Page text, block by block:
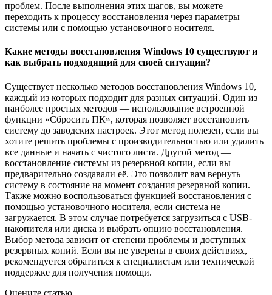
проблем. После выполнения этих шагов, вы можете
переходить к процессу восстановления через параметры
системы или с помощью установочного носителя.
Какие методы восстановления Windows 10 существуют и
как выбрать подходящий для своей ситуации?
Существует несколько методов восстановления Windows 10,
каждый из которых подходит для разных ситуаций. Один из
наиболее простых методов — использование встроенной
функции «Сбросить ПК», которая позволяет восстановить
систему до заводских настроек. Этот метод полезен, если вы
хотите решить проблемы с производительностью или удалить
все данные и начать с чистого листа. Другой метод —
восстановление системы из резервной копии, если вы
предварительно создавали её. Это позволит вам вернуть
систему в состояние на момент создания резервной копии.
Также можно воспользоваться функцией восстановления с
помощью установочного носителя, если система не
загружается. В этом случае потребуется загрузиться с USB-
накопителя или диска и выбрать опцию восстановления.
Выбор метода зависит от степени проблемы и доступных
резервных копий. Если вы не уверены в своих действиях,
рекомендуется обратиться к специалистам или технической
поддержке для получения помощи.
Оцените статью